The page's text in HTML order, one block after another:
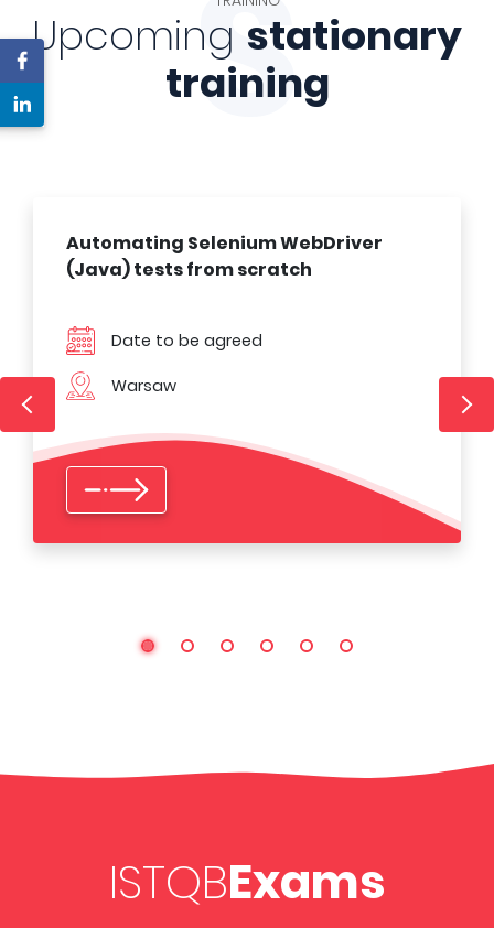
S
Upcoming stationary
training
Automating Selenium WebDriver
(Java) tests from scratch
Date to be agreed
Warsaw
ISTQBExams